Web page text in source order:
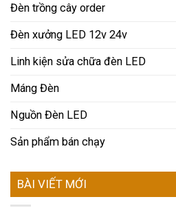
Đèn trồng cây order
Đèn xưởng LED 12v 24v
Linh kiện sửa chữa đèn LED
Máng Đèn
Nguồn Đèn LED
Sản phẩm bán chạy
BÀI VIẾT MỚI